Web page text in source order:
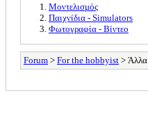
Μοντελισμός
Παιχνίδια - Simulators
Φωτογραφία - Βίντεο
Forum > For the hobbyist > Άλλα